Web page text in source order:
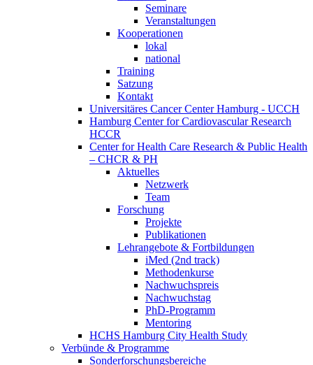
Seminare
Veranstaltungen
Kooperationen
lokal
national
Training
Satzung
Kontakt
Universitäres Cancer Center Hamburg - UCCH
Hamburg Center for Cardiovascular Research
HCCR
Center for Health Care Research & Public Health
– CHCR & PH
Aktuelles
Netzwerk
Team
Forschung
Projekte
Publikationen
Lehrangebote & Fortbildungen
iMed (2nd track)
Methodenkurse
Nachwuchspreis
Nachwuchstag
PhD-Programm
Mentoring
HCHS Hamburg City Health Study
Verbünde & Programme
Sonderforschungsbereiche